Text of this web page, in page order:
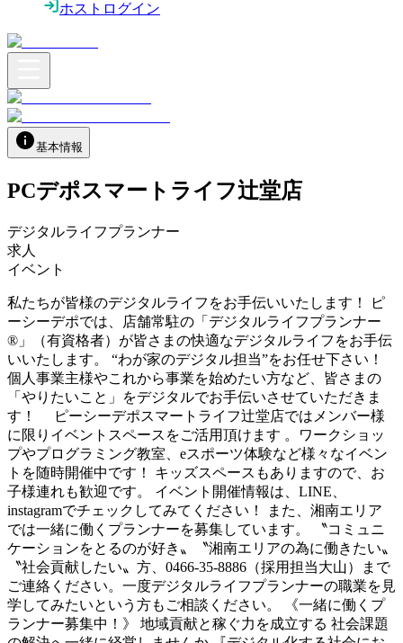
ホストログイン
基本情報
PCデポスマートライフ辻堂店
デジタルライフプランナー
求人
イベント
私たちが皆様のデジタルライフをお手伝いいたします！ ピ
ーシーデポでは、店舗常駐の「デジタルライフプランナー
®」（有資格者）が皆さまの快適なデジタルライフをお手伝
いいたします。 “わが家のデジタル担当”をお任せ下さい！
個人事業主様やこれから事業を始めたい方など、皆さまの
「やりたいこと」をデジタルでお手伝いさせていただきま
す！ ピーシーデポスマートライフ辻堂店ではメンバー様
に限りイベントスペースをご活用頂けます 。ワークショッ
プやプログラミング教室、eスポーツ体験など様々なイベン
トを随時開催中です！ キッズスペースもありますので、お
子様連れも歓迎です。 イベント開催情報は、LINE、
instagramでチェックしてみてください！ また、湘南エリア
では一緒に働くプランナーを募集しています。 〝コミュニ
ケーションをとるのが好き〟〝湘南エリアの為に働きたい〟
〝社会貢献したい〟方、0466-35-8886（採用担当大山）まで
ご連絡ください。一度デジタルライフプランナーの職業を見
学してみたいという方もご相談ください。 《一緒に働くプ
ランナー募集中！》 地域貢献と稼ぐ力を成立する 社会課題